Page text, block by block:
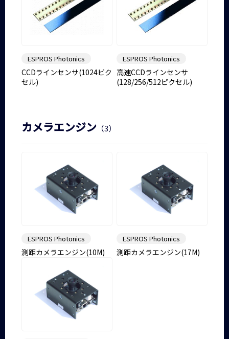
ESPROS Photonics
CCDラインセンサ(1024ピク
セル)
ESPROS Photonics
高速CCDラインセンサ
(128/256/512ピクセル)
カメラエンジン （3）
ESPROS Photonics
測距カメラエンジン(10M)
ESPROS Photonics
測距カメラエンジン(17M)